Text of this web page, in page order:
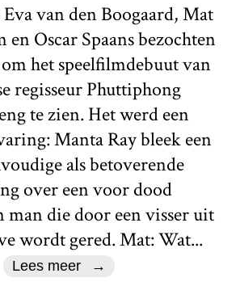
van den Boogaard, Mat
en Oscar Spaans bezochten
het speelfilmdebuut van
regisseur Phuttiphong
te zien. Het werd een
Manta Ray bleek een
als betoverende
over een voor dood
man die door een visser uit
wordt gered. Mat: Wat...
Lees meer